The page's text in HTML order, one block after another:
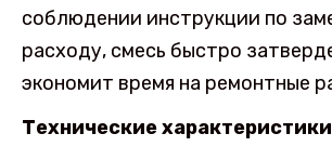
соблюдении инструкции по
расходу, смесь быстро
экономит время на ремонтные
Технические